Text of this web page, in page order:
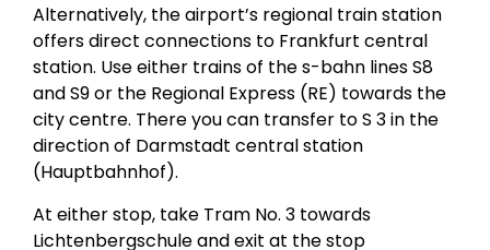
Alternatively, the airport’s regional train station
offers direct connections to Frankfurt central
station. Use either trains of the s-bahn lines S8
and S9 or the Regional Express (RE) towards the
city centre. There you can transfer to S 3 in the
direction of Darmstadt central station
(Hauptbahnhof).
At either stop, take Tram No. 3 towards
Lichtenbergschule and exit at the stop